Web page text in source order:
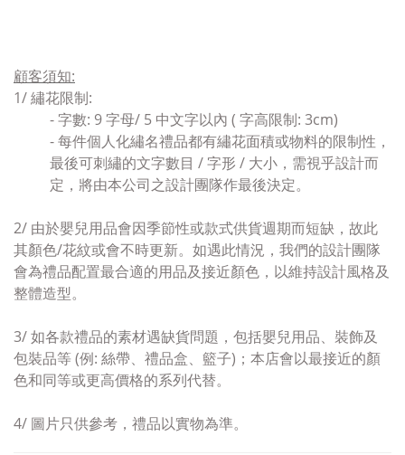
顧客須知:
1/繡花限制:
- 字數: 9 字母/ 5 中文字以內 ( 字高限制: 3cm)
-每件個人化繡名禮品都有繡花面積或物料的限制性，
最後可刺繡的文字數目 / 字形 / 大小，需視乎設計而
定，將由本公司之設計團隊作最後決定。
2/ 由於嬰兒用品會因季節性或款式供貨週期而短缺 ，故此
其顏色/花紋或會不時更新。 如遇此情況， 我們的設計團隊
會為禮品配置最合適的用品及接近顏色，以維持設計風格及
整體造型。
3/如各款禮品的素材遇缺貨問題 ，包括嬰兒用品、 裝飾及
包裝品等 (例: 絲帶、禮品盒、籃子)； 本店會以最接近的顏
色和同等或更高價格的系列代替。
4/ 圖片只供參考，禮品以實物為準。